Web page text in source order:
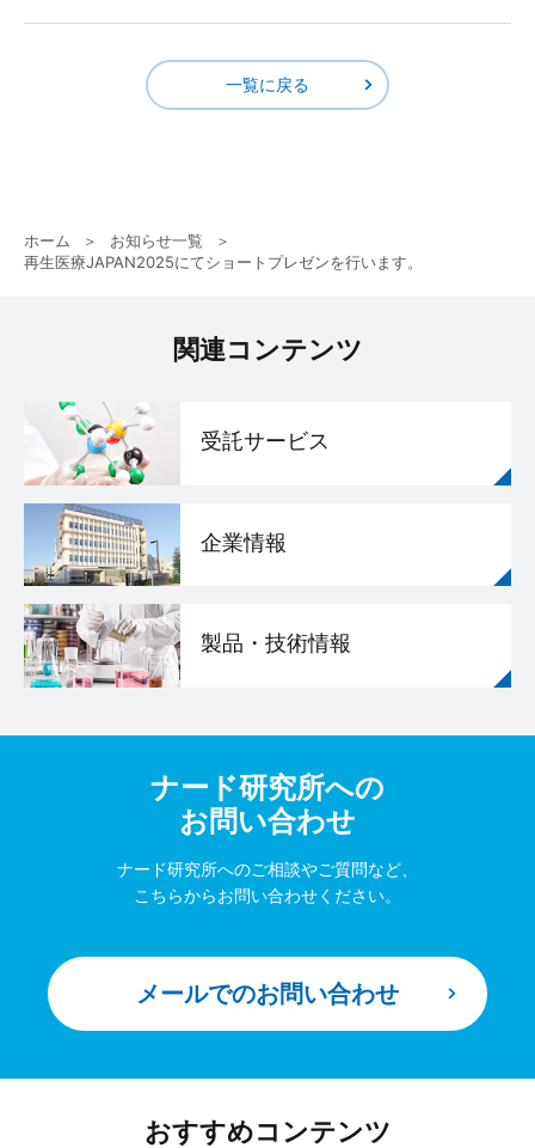
一覧に戻る
ホーム
お知らせ一覧
再生医療JAPAN2025にてショートプレゼンを行います。
関連コンテンツ
受託サービス
企業情報
製品・技術情報
ナード研究所への
お問い合わせ
ナード研究所へのご相談やご質問など、
こちらからお問い合わせください。
メールでのお問い合わせ
おすすめコンテンツ